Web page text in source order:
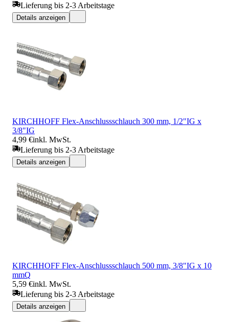
Lieferung bis 2-3 Arbeitstage
Details anzeigen
KIRCHHOFF Flex-Anschlussschlauch 300 mm, 1/2"IG x
3/8"IG
4,99 €inkl. MwSt.
Lieferung bis 2-3 Arbeitstage
Details anzeigen
KIRCHHOFF Flex-Anschlussschlauch 500 mm, 3/8"IG x 10
mmQ
5,59 €inkl. MwSt.
Lieferung bis 2-3 Arbeitstage
Details anzeigen